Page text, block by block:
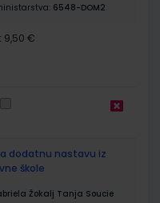
6548-DOM2
9,50 €
za dodatnu nastavu iz
škole
Žokalj Tanja Soucie